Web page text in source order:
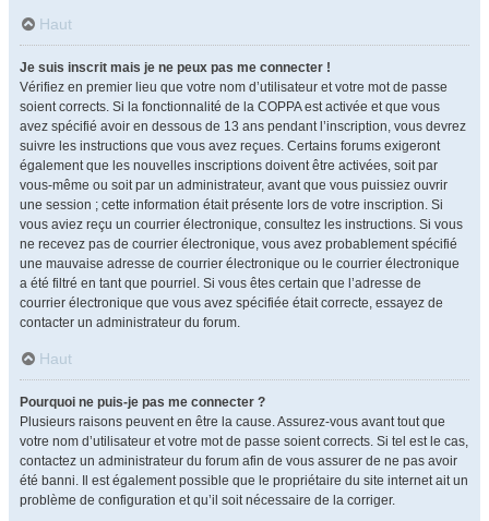
Haut
Je suis inscrit mais je ne peux pas me connecter !
Vérifiez en premier lieu que votre nom d’utilisateur et votre mot de passe
soient corrects. Si la fonctionnalité de la COPPA est activée et que vous
avez spécifié avoir en dessous de 13 ans pendant l’inscription, vous devrez
suivre les instructions que vous avez reçues. Certains forums exigeront
également que les nouvelles inscriptions doivent être activées, soit par
vous-même ou soit par un administrateur, avant que vous puissiez ouvrir
une session ; cette information était présente lors de votre inscription. Si
vous aviez reçu un courrier électronique, consultez les instructions. Si vous
ne recevez pas de courrier électronique, vous avez probablement spécifié
une mauvaise adresse de courrier électronique ou le courrier électronique
a été filtré en tant que pourriel. Si vous êtes certain que l’adresse de
courrier électronique que vous avez spécifiée était correcte, essayez de
contacter un administrateur du forum.
Haut
Pourquoi ne puis-je pas me connecter ?
Plusieurs raisons peuvent en être la cause. Assurez-vous avant tout que
votre nom d’utilisateur et votre mot de passe soient corrects. Si tel est le cas,
contactez un administrateur du forum afin de vous assurer de ne pas avoir
été banni. Il est également possible que le propriétaire du site internet ait un
problème de configuration et qu’il soit nécessaire de la corriger.